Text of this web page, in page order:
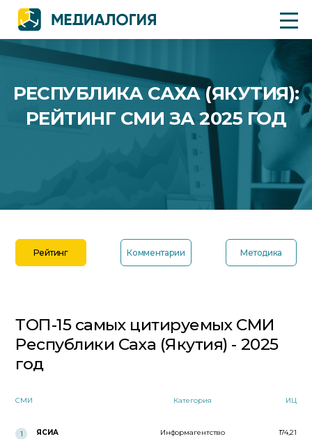
РЕСПУБЛИКА САХА (ЯКУТИЯ):
РЕЙТИНГ СМИ ЗА 2025 ГОД
Рейтинг Комментарии Методика
ТОП-15 самых цитируемых СМИ
Республики Саха (Якутия) - 2025
год
СМИ Категория ИЦ
1 ЯСИА Информагентство 174,21